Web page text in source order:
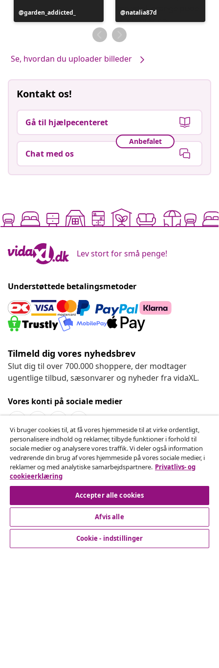
Opslag
offentliggjort
garden_addicted_
Opslag
offentliggjort
af
natalia87d
Se, hvordan du uploader billeder
Kontakt os!
Gå til hjælpecenteret
Anbefalet
Chat med os
Lev stort for små penge!
Understøttede betalingsmetoder
Tilmeld dig vores nyhedsbrev
Slut dig til over 700.000 shoppere, der modtager
ugentlige tilbud, sæsonvarer og nyheder fra vidaXL.
Vores konti på sociale medier
Fortryd køb
Indsend en anmodning om at fortryde din ordre.
Fortryd køb
Kundeservice
Vi bruger cookies til, at få vores hjemmeside til at virke ordentligt,
personalisere indhold og reklamer, tilbyde funktioner i forhold til
sociale medier og analysere vores traffik. Vi deler også information
vedrørende din brug af vores hjemmeside på vores sociale medier, i
reklamer og med analytiske samarbejdspartnere. Privatlivs- og
cookieerklæring
Accepter alle cookies
Afvis alle
Cookie - indstillinger